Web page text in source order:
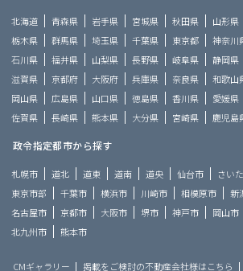
北海道 青森県 岩手県 宮城県 秋田県 山形県
栃木県
群馬県 埼玉県 千葉県 東京都 神奈川
石川県
福井県 山梨県 長野県 岐阜県 静岡県
滋賀県
京都府 大阪府 兵庫県 奈良県 和歌山
岡山県
広島県 山口県 徳島県 香川県 愛媛県
佐賀県
長崎県 熊本県 大分県 宮崎県 鹿児島
政令指定都市から探す
札幌市 道北 道東 道南 道央 仙台市 さい
東京市部
千葉市 横浜市 川崎市 相模原市 新
名古屋市
京都市 大阪市 堺市 神戸市 岡山市
北九州市
熊本市
CMギャラリー 掲載をご検討の不動産会社様はこちら